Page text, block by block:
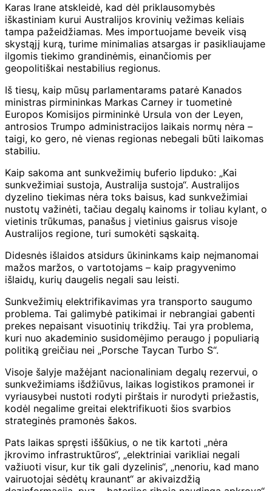
Karas Irane atskleidė, kad dėl priklausomybės
iškastiniam kurui Australijos krovinių vežimas keliais
tampa pažeidžiamas. Mes importuojame beveik visą
skystąjį kurą, turime minimalias atsargas ir pasikliaujame
ilgomis tiekimo grandinėmis, einančiomis per
geopolitiškai nestabilius regionus.
Iš tiesų, kaip mūsų parlamentarams patarė Kanados
ministras pirmininkas Markas Carney ir tuometinė
Europos Komisijos pirmininkė Ursula von der Leyen,
antrosios Trumpo administracijos laikais normų nėra –
taigi, ko gero, nė vienas regionas nebegali būti laikomas
stabiliu.
Kaip sakoma ant sunkvežimių buferio lipduko: „Kai
sunkvežimiai sustoja, Australija sustoja“. Australijos
dyzelino tiekimas nėra toks baisus, kad sunkvežimiai
nustotų važinėti, tačiau degalų kainoms ir toliau kylant, o
vietinis trūkumas, panašus į vietinius gaisrus visoje
Australijos regione, turi sumokėti sąskaitą.
Didesnės išlaidos atsidurs ūkininkams kaip neįmanomai
mažos maržos, o vartotojams – kaip pragyvenimo
išlaidų, kurių daugelis negali sau leisti.
Sunkvežimių elektrifikavimas yra transporto saugumo
problema. Tai galimybė patikimai ir nebrangiai gabenti
prekes nepaisant visuotinių trikdžių. Tai yra problema,
kuri nuo akademinio susidomėjimo peraugo į populiarią
politiką greičiau nei „Porsche Taycan Turbo S“.
Visoje šalyje mažėjant nacionaliniam degalų rezervui, o
sunkvežimiams išdžiūvus, laikas logistikos pramonei ir
vyriausybei nustoti rodyti pirštais ir nurodyti priežastis,
kodėl negalime greitai elektrifikuoti šios svarbios
strateginės pramonės šakos.
Pats laikas spręsti iššūkius, o ne tik kartoti „nėra
įkrovimo infrastruktūros“, „elektriniai varikliai negali
važiuoti visur, kur tik gali dyzelinis“, „nenoriu, kad mano
vairuotojai sėdėtų kraunant“ ar akivaizdžią